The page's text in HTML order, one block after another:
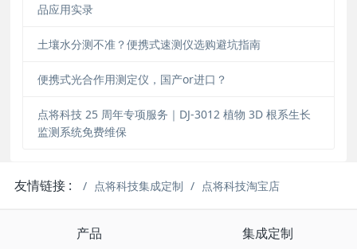
品应用实录
土壤水分测不准？便携式速测仪选购避坑指南
便携式光合作用测定仪，国产or进口？
点将科技 25 周年专项服务｜DJ-3012 植物 3D 根系生长
监测系统免费维保
友情链接 : 点将科技集成定制 点将科技淘宝店
产品 集成定制